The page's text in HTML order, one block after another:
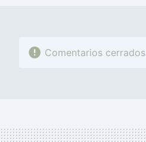
Comentarios cerrados